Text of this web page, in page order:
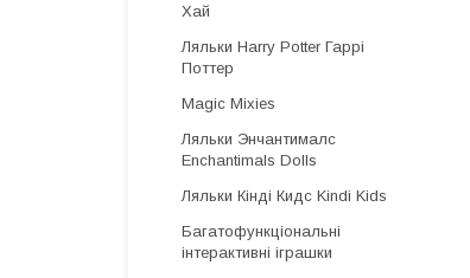
Хай
Ляльки Harry Potter Гаррі
Поттер
Magic Mixies
Ляльки Энчантималс
Enchantimals Dolls
Ляльки Кінді Кидс Kindi Kids
Багатофункціональні
інтерактивні іграшки